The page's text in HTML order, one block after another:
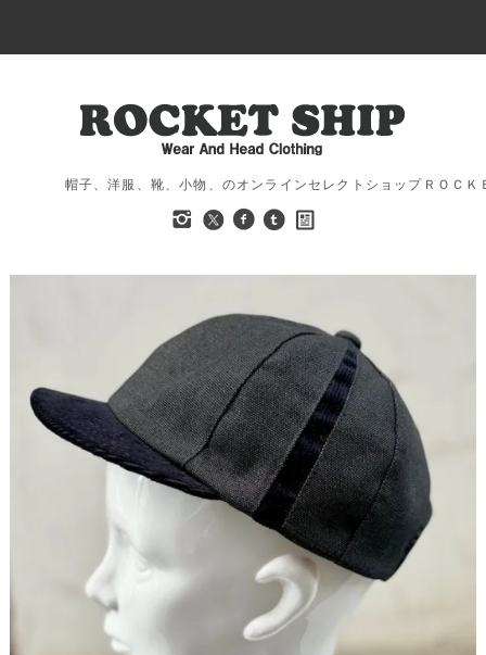
帽子、洋服、靴、小物、のオンラインセレクトショップＲＯＣ